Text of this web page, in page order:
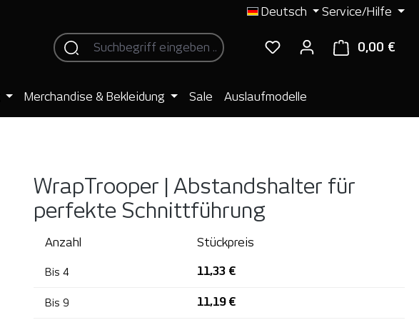
Deutsch Service/Hilfe
0,00 €
Merchandise & Bekleidung Sale Auslaufmodelle
WrapTrooper | Abstandshalter für
perfekte Schnittführung
Anzahl Stückpreis
Bis 4 11,33 €
Bis 9 11,19 €